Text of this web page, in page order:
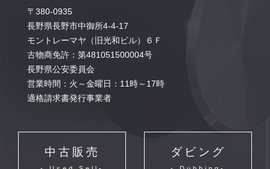
〒380-0935
長野県長野市中御所4-4-17
モントレーマヤ（旧光和ビル）６Ｆ
古物商免許：第481051500004号
長野県公安委員会
営業時間：火～金曜日：11時～17時
適格請求書発行事業者
中古販売 ダビング